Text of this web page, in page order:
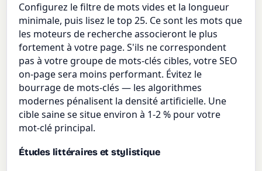
Configurez le filtre de mots vides et la longueur
minimale, puis lisez le top 25. Ce sont les mots que
les moteurs de recherche associeront le plus
fortement à votre page. S'ils ne correspondent
pas à votre groupe de mots-clés cibles, votre SEO
on-page sera moins performant. Évitez le
bourrage de mots-clés — les algorithmes
modernes pénalisent la densité artificielle. Une
cible saine se situe environ à 1-2 % pour votre
mot-clé principal.
Études littéraires et stylistique